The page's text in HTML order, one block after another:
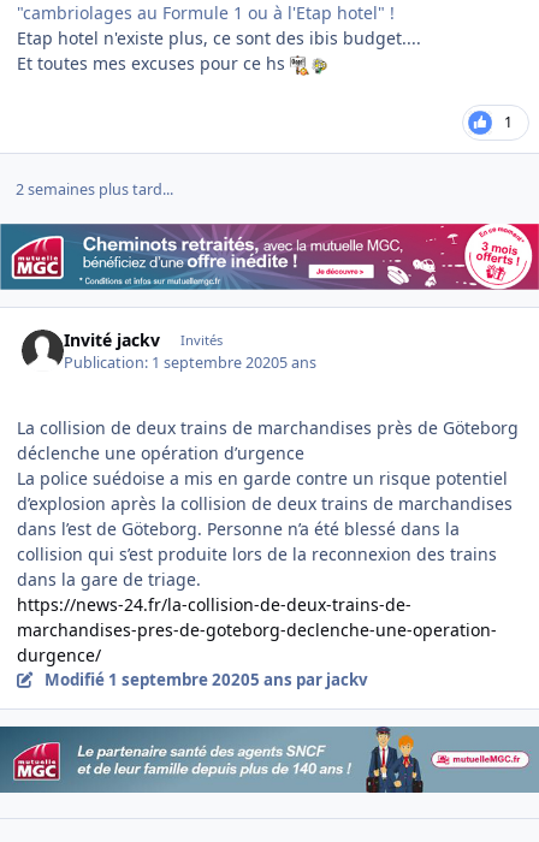
"cambriolages au Formule 1 ou à l'Etap hotel" !
Etap hotel n'existe plus, ce sont des ibis budget....
Et toutes mes excuses pour ce hs
1
2 semaines plus tard...
Invité jackv Invités
Publication: 1 septembre 20205 ans
La collision de deux trains de marchandises près de Göteborg
déclenche une opération d’urgence
La police suédoise a mis en garde contre un risque potentiel
d’explosion après la collision de deux trains de marchandises
dans l’est de Göteborg. Personne n’a été blessé dans la
collision qui s’est produite lors de la reconnexion des trains
dans la gare de triage.
https://news-24.fr/la-collision-de-deux-trains-de-
marchandises-pres-de-goteborg-declenche-une-operation-
durgence/
Modifié 1 septembre 20205 ans par jackv